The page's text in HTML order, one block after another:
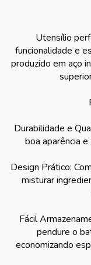
Utensílio
funcionalidade e
produzido em aço
Durabilidade e
boa aparência
Design Prático:
misturar
Fácil
pendure o
economizando